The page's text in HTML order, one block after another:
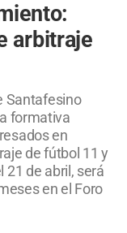
arbitraje
Santafesino
formativa
en
de fútbol 11 y
de abril, será
en el Foro